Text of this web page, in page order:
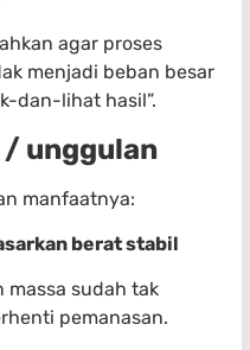
agar proses
menjadi beban besar
dan-lihat hasil”.
unggulan
manfaatnya:
berat stabil
massa sudah tak
pemanasan.